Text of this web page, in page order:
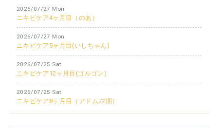
2026/07/27 Mon
ニキビケア4ヶ月目（のあ）
2026/07/27 Mon
ニキビケア5ヶ月目(いしちゃん)
2026/07/25 Sat
ニキビケア12ヶ月目(ゴルゴン)
2026/07/25 Sat
ニキビケア8ヶ月目（アドム72期）